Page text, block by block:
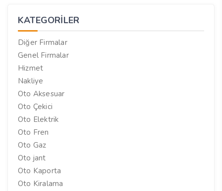
KATEGORILER
Diğer Firmalar
Genel Firmalar
Hizmet
Nakliye
Oto Aksesuar
Oto Çekici
Oto Elektrik
Oto Fren
Oto Gaz
Oto jant
Oto Kaporta
Oto Kiralama